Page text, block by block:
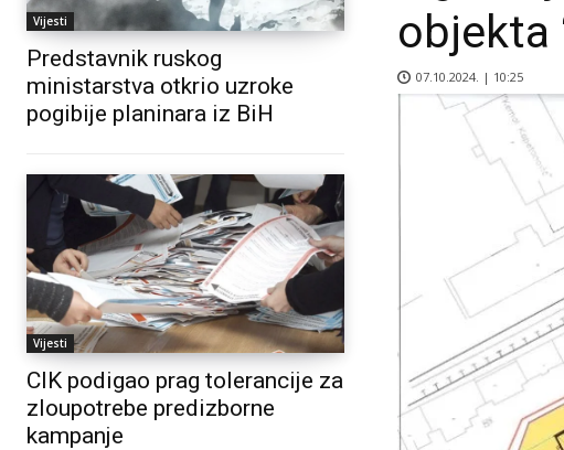
Vijesti
Predstavnik ruskog
ministarstva otkrio uzroke
pogibije planinara iz BiH
Vijesti
CIK podigao prag tolerancije za
zloupotrebe predizborne
kampanje
objekta
07.10.2024. | 10:25